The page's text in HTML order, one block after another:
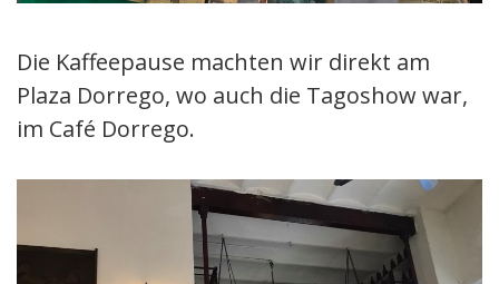
Die Kaffeepause machten wir direkt am
Plaza Dorrego, wo auch die Tagoshow war,
im Café Dorrego.